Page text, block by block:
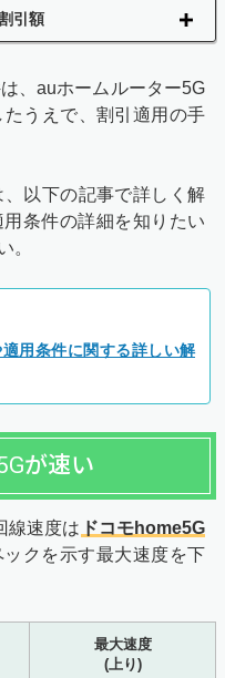
引額
、auホームルーター5G
うえで、割引適用の手
以下の記事で詳しく解
条件の詳細を知りたい
。
用条件に関する詳しい解
が速い
線速度は ドコモhome5G
クを示す最大速度を下
最大速度
(上り)